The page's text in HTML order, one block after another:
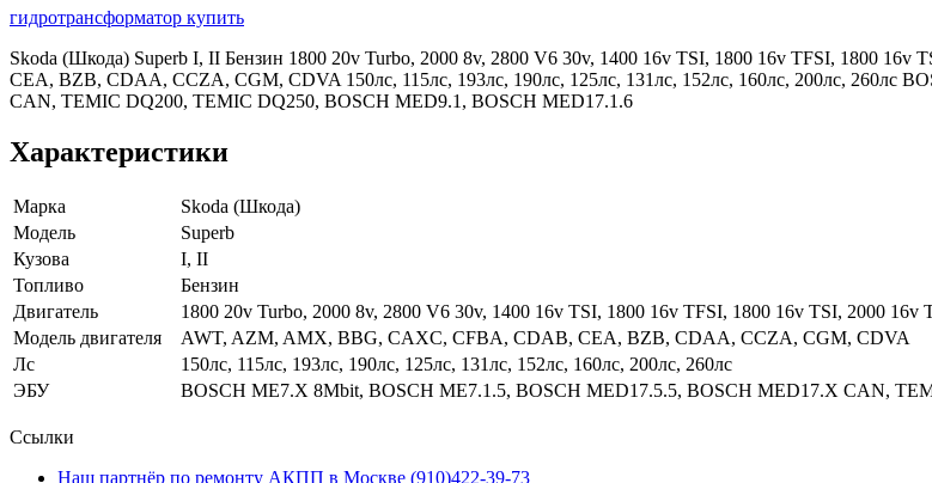
гидротрансформатор купить
Skoda (Шкода) Superb I, II Бензин 1800 20v Turbo, 2000 8v, 2800 V6 30v, 1400 16v TSI, 1800 16v TFSI, 1800
CEA, BZB, CDAA, CCZA, CGM, CDVA 150лс, 115лс, 193лс, 190лс, 125лс, 131лс, 152лс, 160лс, 200лс,
CAN, TEMIC DQ200, TEMIC DQ250, BOSCH MED9.1, BOSCH MED17.1.6
Характеристики
Марка
Skoda (Шкода)
Модель
Superb
Кузова
I, II
Топливо
Бензин
Двигатель
1800 20v Turbo, 2000 8v, 2800 V6 30v, 1400 16v TSI, 1800 16v TFSI, 1800 16v TSI, 2000 16v
Модель двигателя
AWT, AZM, AMX, BBG, CAXC, CFBA, CDAB, CEA, BZB, CDAA, CCZA, CGM, CDVA
Лс
150лс, 115лс, 193лс, 190лс, 125лс, 131лс, 152лс, 160лс, 200лс, 260лс
ЭБУ
BOSCH ME7.X 8Mbit, BOSCH ME7.1.5, BOSCH MED17.5.5, BOSCH MED17.X CAN,
Ссылки
Наш партнёр по ремонту АКПП в Москве (910)422-39-73